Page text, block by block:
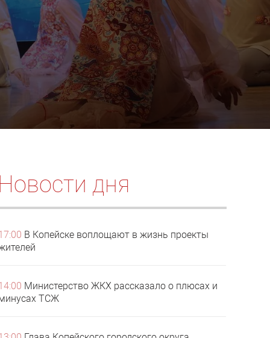
Новости дня
В Копейске воплощают в жизнь проекты
Министерство ЖКХ рассказало о плюсах и
ТСЖ